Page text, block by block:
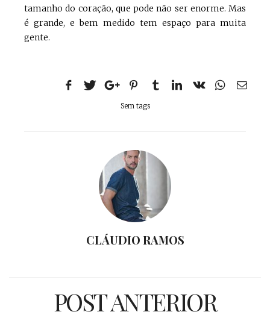
tamanho do coração, que pode não ser enorme. Mas
é grande, e bem medido tem espaço para muita
gente.
Sem tags
CLÁUDIO RAMOS
POST ANTERIOR